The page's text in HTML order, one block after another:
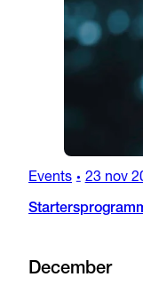
Events • 23 nov
December